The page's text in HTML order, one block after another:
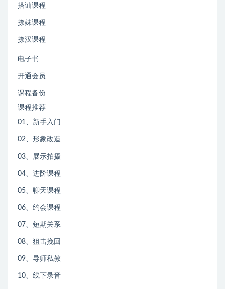
搭讪课程
撩妹课程
撩汉课程
电子书
开通会员
课程备份
课程推荐
01、新手入门
02、形象改造
03、展示拍摄
04、进阶课程
05、聊天课程
06、约会课程
07、短期关系
08、狙击挽回
09、导师私教
10、线下录音